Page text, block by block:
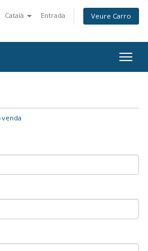
Català Entrada Veure Carro